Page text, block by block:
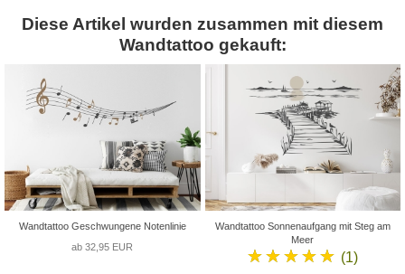
Diese Artikel wurden zusammen mit diesem
Wandtattoo gekauft:
Wandtattoo Geschwungene Notenlinie
ab 32,95 EUR
Wandtattoo Sonnenaufgang mit Steg am
Meer
★★★★★ (1)